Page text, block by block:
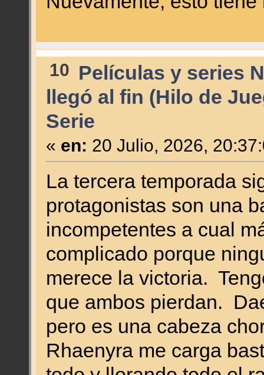
10 Películas y series
llegó al fin (Hilo de
Serie
« en: 20 Julio, 2026,
La tercera temporada
protagonistas son una
incompetentes a cual
complicado porque
merece la victoria.
que ambos pierdan.
pero es una cabeza
Rhaenyra me carga